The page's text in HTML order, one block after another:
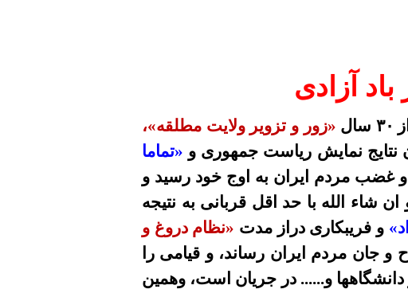
باد آزادی
۳۰ سال «زور و تزویر ولایت مطلقه»،
نتایج نمایش ریاست جمهوری و «تماما
غضب مردم ایران به اوج خود رسید و
شاء الله با حد اقل قربانی به نتیجه
و فریبکاری دراز مدت «نظام دروغ و
و جان مردم ایران رساند، و قیامی را
و...... در جریان است، وهمین